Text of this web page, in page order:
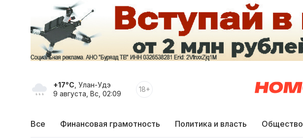
+17°C , Улан-Удэ
9 августа, Вс, 02:09
18+
Все Финансовая грамотность Политика и власть Общество